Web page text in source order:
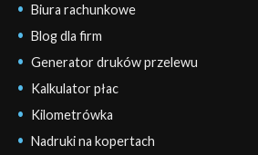
Biura rachunkowe
Blog dla firm
Generator druków przelewu
Kalkulator płac
Kilometrówka
Nadruki na kopertach